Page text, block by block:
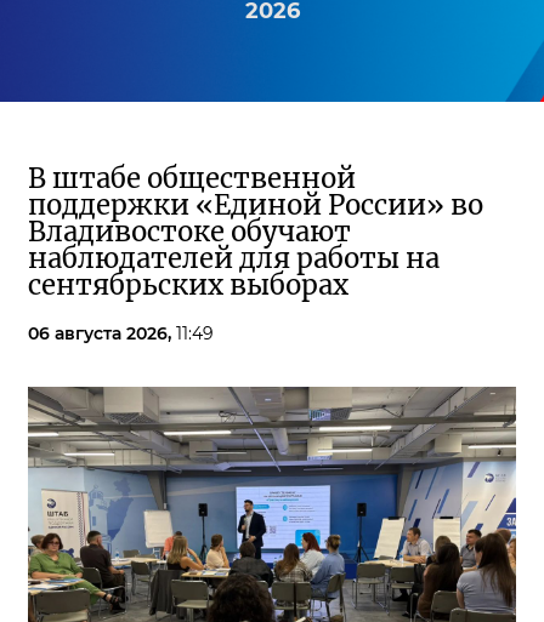
2026
В штабе общественной
поддержки «Единой России» во
Владивостоке обучают
наблюдателей для работы на
сентябрьских выборах
06 августа 2026, 11:49